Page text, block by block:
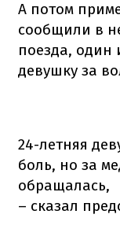
А потом
сообщили в
поезда, один
девушку за
24-летняя
боль, но за
обращалась,
– сказал